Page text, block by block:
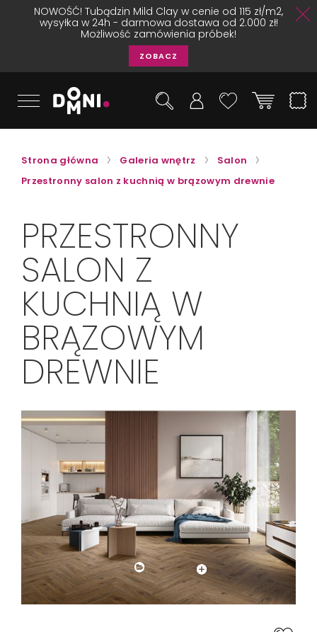
NOWOŚĆ! Tubądzin Mild Clay w cenie od 115 zł/m2,
wysyłka w 24h - darmowa dostawa od 2.000 zł!
Możliwość zamówienia próbek!
ZOBACZ
Strona główna Galeria wnętrz
Salon
Przestronny salon z kuchnią w brązowym drewnie
PRZESTRONNY
SALON Z
KUCHNIĄ W
BRĄZOWYM
DREWNIE